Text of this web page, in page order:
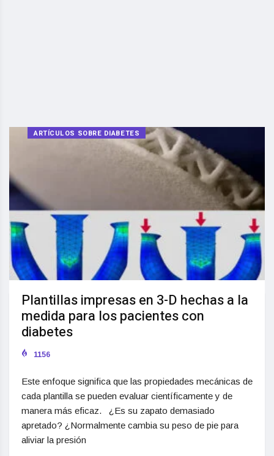
ARTÍCULOS SOBRE DIABETES
Plantillas impresas en 3-D hechas a la
medida para los pacientes con
diabetes
1156
Este enfoque significa que las propiedades mecánicas de
cada plantilla se pueden evaluar científicamente y de
manera más eficaz. ¿Es su zapato demasiado
apretado? ¿Normalmente cambia su peso de pie para
aliviar la presión